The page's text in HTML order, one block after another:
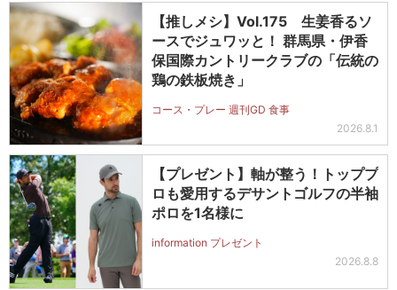
【推しメシ】Vol.175 生姜香るソ
ースでジュワッと！ 群馬県・伊香
保国際カントリークラブの「伝統の
鶏の鉄板焼き」
コース・プレー 週刊GD 食事
2026.8.1
【プレゼント】軸が整う！トッププ
ロも愛用するデサントゴルフの半袖
ポロを1名様に
information プレゼント
2026.8.8